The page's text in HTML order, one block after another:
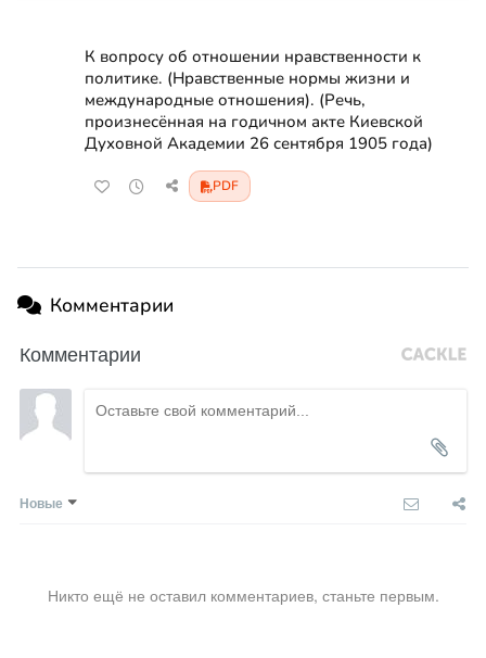
К вопросу об отношении нравственности к
политике. (Нравственные нормы жизни и
международные отношения). (Речь,
произнесённая на годичном акте Киевской
Духовной Академии 26 сентября 1905 года)
PDF
Комментарии
Комментарии
Новые
Никто ещё не оставил комментариев, станьте первым.